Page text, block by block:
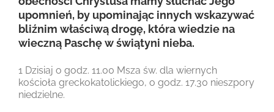
upomnień, by upominając innych wskazywać
bliźnim właściwą drogę, która wiedzie na
wieczną Paschę w świątyni nieba.
1 Dzisiaj o godz. 11.00 Msza św. dla wiernych
kościoła greckokatolickiego, o godz. 17.30 nieszpory
niedzielne.